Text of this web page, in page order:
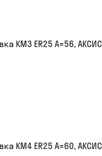
KM3 ER25 A=56, АКСИС
KM4 ER25 A=60, АКСИС